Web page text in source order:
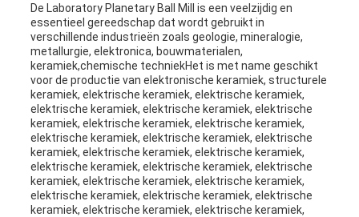
De Laboratory Planetary Ball Mill is een veelzijdig en
essentieel gereedschap dat wordt gebruikt in
verschillende industrieën zoals geologie, mineralogie,
metallurgie, elektronica, bouwmaterialen,
keramiek,chemische techniekHet is met name geschikt
voor de productie van elektronische keramiek, structurele
keramiek, elektrische keramiek, elektrische keramiek,
elektrische keramiek, elektrische keramiek, elektrische
keramiek, elektrische keramiek, elektrische keramiek,
elektrische keramiek, elektrische keramiek, elektrische
keramiek, elektrische keramiek, elektrische keramiek,
elektrische keramiek, elektrische keramiek, elektrische
keramiek, elektrische keramiek, elektrische keramiek,
elektrische keramiek, elektrische keramiek, elektrische
keramiek, elektrische keramiek, elektrische keramiek,